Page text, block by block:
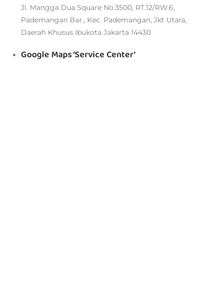
Jl. Mangga Dua Square No.3500, RT.12/RW.6,
Pademangan Bar., Kec. Pademangan, Jkt Utara,
Daerah Khusus Ibukota Jakarta 14430
Google Maps ‘Service Center’